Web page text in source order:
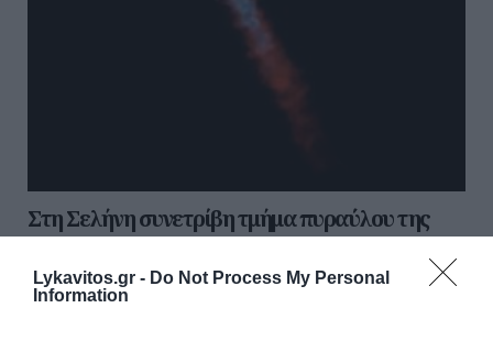
Lykavitos.gr - Do Not Process My Personal
Information
Στη Σελήνη συνετρίβη τμήμα πυραύλου της
SpaceX (Video)
Τμήμα πυραύλου της SpaceX του «Falcon 9» φαίνεται να